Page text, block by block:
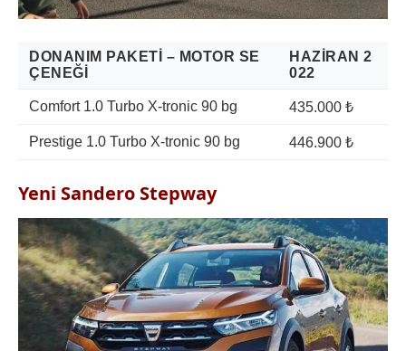
DONANIM PAKETI – MOTOR SE
ÇENEĞI
HAZIRAN 2
022
Comfort 1.0 Turbo X-tronic 90 bg 435.000 ₺
Prestige 1.0 Turbo X-tronic 90 bg 446.900 ₺
Yeni Sandero Stepway